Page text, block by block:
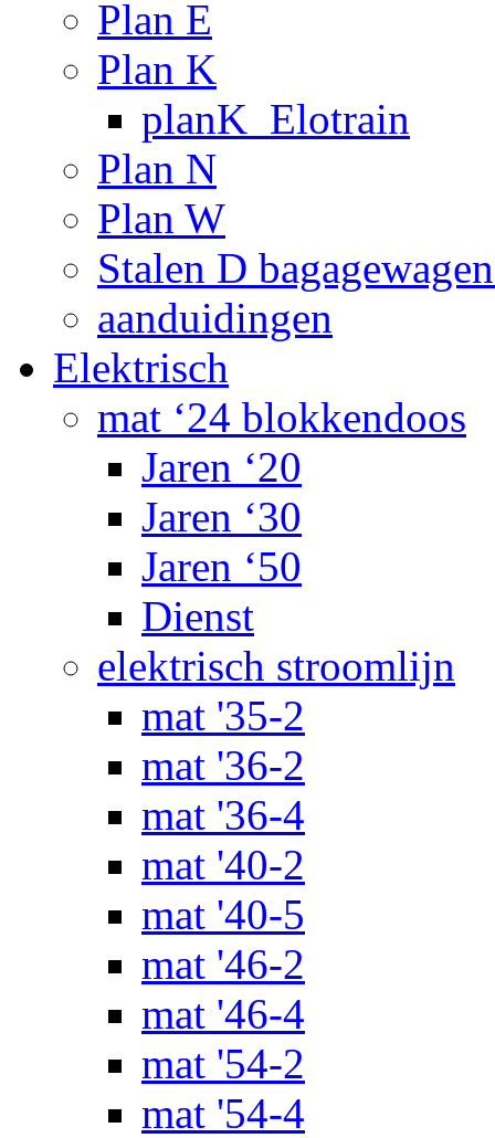
Plan E
Plan K
planK_Elotrain
Plan N
Plan W
Stalen D
aanduidingen
Elektrisch
mat ‘24 blokkendoos
Jaren ‘20
Jaren ‘30
Jaren ‘50
Dienst
elektrisch stroomlijn
mat '35-2
mat '36-2
mat '36-4
mat '40-2
mat '40-5
mat '46-2
mat '46-4
mat '54-2
mat '54-4